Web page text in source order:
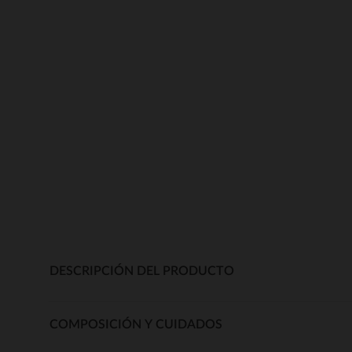
DESCRIPCIÓN DEL PRODUCTO
COMPOSICIÓN Y CUIDADOS